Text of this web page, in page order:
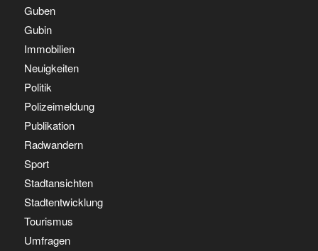
Guben
Gubin
Immobilien
Neuigkeiten
Politik
Polizeimeldung
Publikation
Radwandern
Sport
Stadtansichten
Stadtentwicklung
Tourismus
Umfragen